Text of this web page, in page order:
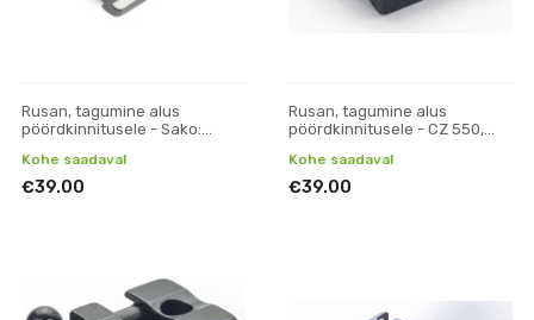
Rusan, tagumine alus
pöördkinnitusele - Sako:
Kohe saadaval
€39.00
Rusan, tagumine alus
pöördkinnitusele - CZ 550,
mm prisma)
Kohe saadaval
€39.00